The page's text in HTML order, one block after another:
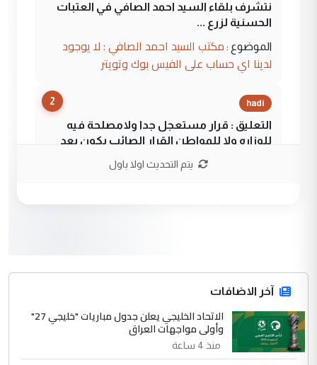
نتشرف بلقاء السيد احمد الصافي في العتبات
الحسنية لزرع ...
الموضوع : مكتب السيد احمد الصافي : لا يوجود
لدينا اي حساب على الفيس بوك وتويتر
2 hadi
التعليق : قرار مستعجل جدا ولامصلحة فيه
للوزاره ولا للمواطن القرار الصائب يكون بعد
جنسية الرافد الثالث للعراق ومن اصول عريقة
ابا فرات ...
الموضوع :
الجواهري يرد على صدام حسين سل
مضجعيك يابن الزنا (نص كامل)
يتم التحديث اولا باول
آخر الاضافات
الاتحاد الخليجي يعلن جدول مباريات "خليجي 27"
وأولى مواجهات العراق
منذ 4 ساعة